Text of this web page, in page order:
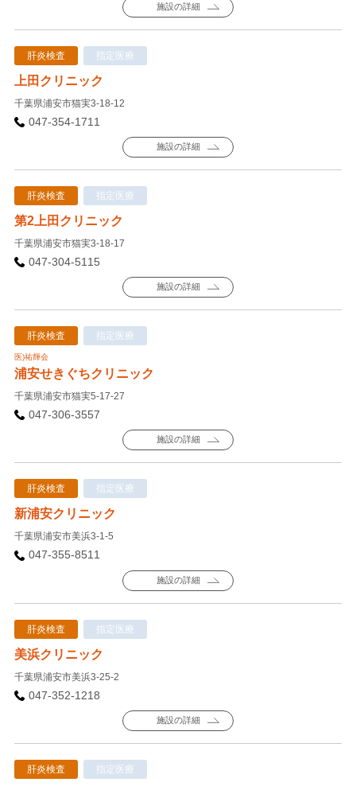
施設の詳細
肝炎検査 指定医療
上田クリニック
千葉県浦安市猫実3-18-12
047-354-1711
施設の詳細
肝炎検査 指定医療
第2上田クリニック
千葉県浦安市猫実3-18-17
047-304-5115
施設の詳細
肝炎検査 指定医療
医)祐輝会
浦安せきぐちクリニック
千葉県浦安市猫実5-17-27
047-306-3557
施設の詳細
肝炎検査 指定医療
新浦安クリニック
千葉県浦安市美浜3-1-5
047-355-8511
施設の詳細
肝炎検査 指定医療
美浜クリニック
千葉県浦安市美浜3-25-2
047-352-1218
施設の詳細
肝炎検査 指定医療